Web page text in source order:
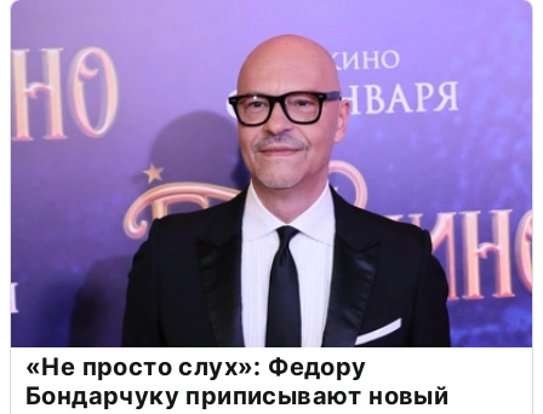
«Не просто слух»: Федору
Бондарчуку приписывают новый